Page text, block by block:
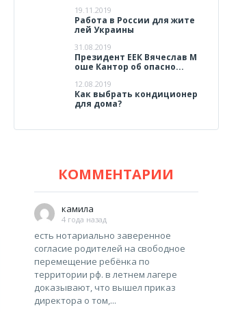
19.11.2019
Работа в России для жите
лей Украины
31.08.2019
Президент ЕЕК Вячеслав М
оше Кантор об опасно...
12.08.2019
Как выбрать кондиционер
для дома?
КОММЕНТАРИИ
камила
4 года назад
есть нотариально заверенное
согласие родителей на свободное
перемещение ребёнка по
территории рф. в летнем лагере
доказывают, что вышел приказ
директора о том,...